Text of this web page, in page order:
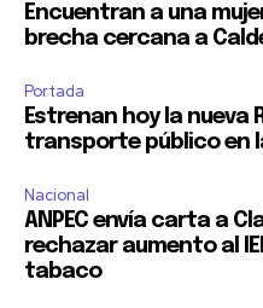
Encuentran a una
brecha cercana a
Portada
Estrenan hoy la nueva
transporte público en
Nacional
ANPEC envía carta a
rechazar aumento al
tabaco